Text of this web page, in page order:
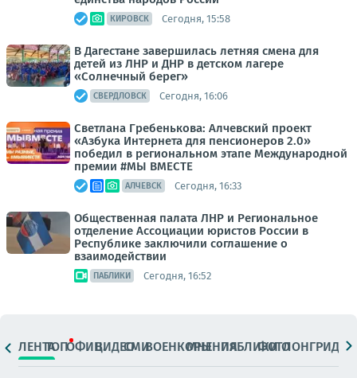
КИРОВСК Сегодня, 15:58
В Дагестане завершилась летняя смена для
детей из ЛНР и ДНР в детском лагере
«Солнечный берег»
СВЕРДЛОВСК Сегодня, 16:06
Светлана Гребенькова: Алчевский проект
«Азбука Интернета для пенсионеров 2.0»
победил в региональном этапе Международной
премии #МЫ ВМЕСТЕ
АЛЧЕВСК Сегодня, 16:33
Общественная палата ЛНР и Региональное
отделение Ассоциации юристов России в
Республике заключили соглашение о
взаимодействии
ПАБЛИКИ Сегодня, 16:52
ЛЕНТАТОПОФИЦ.ВИДЕОСМИВОЕНКОРЫМНЕНИЯПАБЛИКИ
ФОТОЛОНГРИДЫ